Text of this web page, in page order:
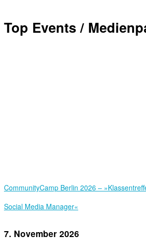
Top Events /
Community­Camp Berlin 2026 –
Social Media Manager«
7. November 2026